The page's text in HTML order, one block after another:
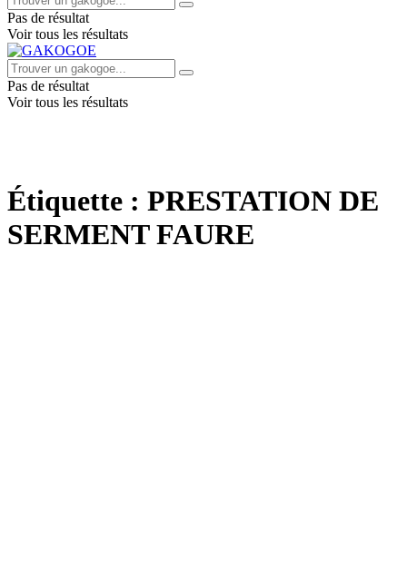
Pas de résultat
Voir tous les résultats
Pas de résultat
Voir tous les résultats
Étiquette : PRESTATION DE
SERMENT FAURE